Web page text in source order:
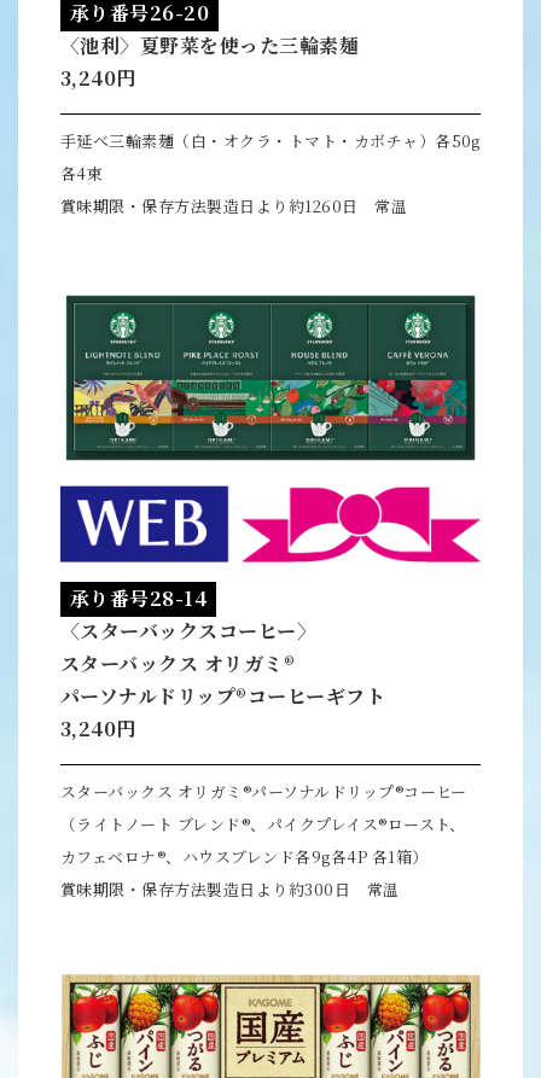
承り番号26-20
〈池利〉夏野菜を使った三輪素麺
3,240円
手延べ三輪素麺（白・オクラ・トマト・カボチャ）各50g
各4束
賞味期限・保存方法製造日より約1260日 常温
承り番号28-14
〈スターバックスコーヒー〉
スターバックス オリガミ®
パーソナルドリップ®コーヒーギフト
3,240円
スターバックス オリガミ®パーソナルドリップ®コーヒー
（ライトノート ブレンド®、パイクプレイス®ロースト、
カフェベロナ®、ハウスブレンド各9g各4P 各1箱）
賞味期限・保存方法製造日より約300日 常温